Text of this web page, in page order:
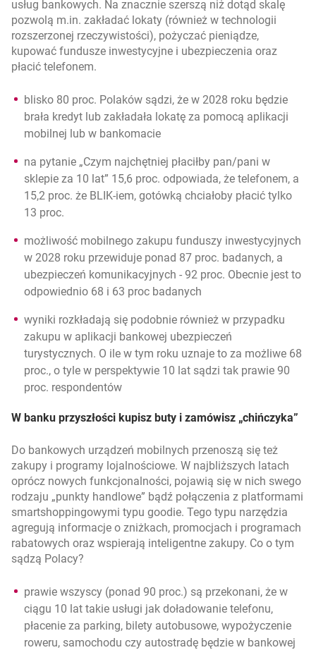
usług bankowych. Na znacznie szerszą niż dotąd skalę
pozwolą m.in. zakładać lokaty (również w technologii
rozszerzonej rzeczywistości), pożyczać pieniądze,
kupować fundusze inwestycyjne i ubezpieczenia oraz
płacić telefonem.
blisko 80 proc. Polaków sądzi, że w 2028 roku będzie
brała kredyt lub zakładała lokatę za pomocą aplikacji
mobilnej lub w bankomacie
na pytanie „Czym najchętniej płaciłby pan/pani w
sklepie za 10 lat” 15,6 proc. odpowiada, że telefonem, a
15,2 proc. że BLIK-iem, gotówką chciałoby płacić tylko
13 proc.
możliwość mobilnego zakupu funduszy inwestycyjnych
w 2028 roku przewiduje ponad 87 proc. badanych, a
ubezpieczeń komunikacyjnych - 92 proc. Obecnie jest to
odpowiednio 68 i 63 proc badanych
wyniki rozkładają się podobnie również w przypadku
zakupu w aplikacji bankowej ubezpieczeń
turystycznych. O ile w tym roku uznaje to za możliwe 68
proc., o tyle w perspektywie 10 lat sądzi tak prawie 90
proc. respondentów
W banku przyszłości kupisz buty i zamówisz „chińczyka”
Do bankowych urządzeń mobilnych przenoszą się też
zakupy i programy lojalnościowe. W najbliższych latach
oprócz nowych funkcjonalności, pojawią się w nich swego
rodzaju „punkty handlowe” bądź połączenia z platformami
smartshoppingowymi typu goodie. Tego typu narzędzia
agregują informacje o zniżkach, promocjach i programach
rabatowych oraz wspierają inteligentne zakupy. Co o tym
sądzą Polacy?
prawie wszyscy (ponad 90 proc.) są przekonani, że w
ciągu 10 lat takie usługi jak doładowanie telefonu,
płacenie za parking, bilety autobusowe, wypożyczenie
roweru, samochodu czy autostradę będzie w bankowej